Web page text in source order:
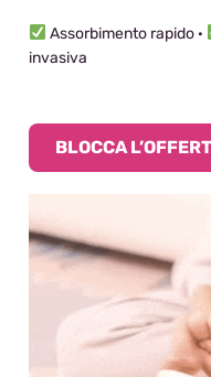
Assorbimento rapido ·
invasiva
BLOCCA